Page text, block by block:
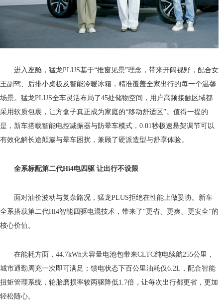
进入座舱，猛龙PLUS基于“推窗见景”理念，带来开阔视野，配合女
王副驾、后排小桌板及智能冷暖冰箱，精准覆盖全家出行的每一个温馨
场景。猛龙PLUS全车灵活布局了45处储物空间，用户高频接触区域都
采用软质包裹，让方盒子真正成为家庭的“移动舒适区”。值得一提的
是，新车搭载智能电控减振器与防晕车模式，0.01秒极速悬架调节可以
有效化解长途颠簸与晕车困扰，兼顾了硬派造型与舒享体验。
全系标配第二代Hi4电四驱 让出行不设限
面对油价波动与复杂路况，猛龙PLUS拒绝在性能上做妥协。新车
全系搭载第二代Hi4智能四驱电混技术，带来了“更省、更爽、更安全”的
核心价值。
在能耗方面，44.7kWh大容量电池包带来CLTC纯电续航255公里，
城市通勤周充一次即可满足；馈电状态下百公里油耗仅6.2L，配合智能
扭矩管理系统，轮胎磨损率较两驱降低1.7倍，让每次出行都更省，更加
轻松随心。